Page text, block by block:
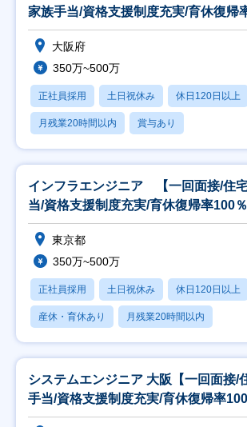
家族手当/資格支援制度充実/育休復帰
大阪府
350万~500万
正社員採用 土日祝休み 休日120日以上
月残業20時間以内 賞与あり
インフラエンジニア 【一回面接/住
当/資格支援制度充実/育休復帰率100％
東京都
350万~500万
正社員採用 土日祝休み 休日120日以上
産休・育休あり 月残業20時間以内
システムエンジニア 大阪【一回面接/
手当/資格支援制度充実/育休復帰率100